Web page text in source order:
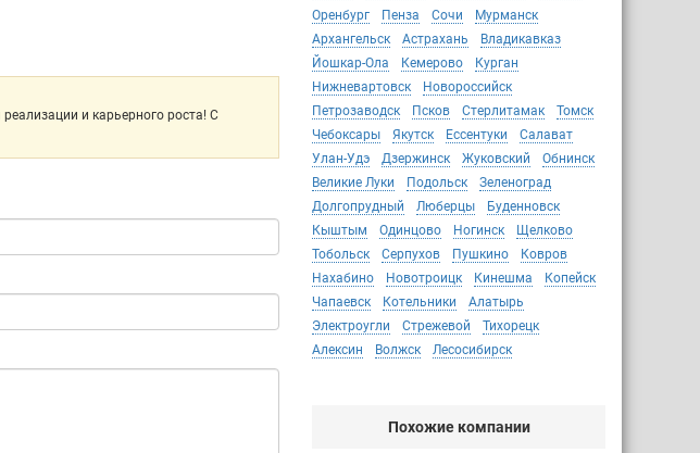
и карьерного роста! С
Оренбург
Пенза Сочи
Мурманск
Архангельск
Астрахань
Владикавказ
Йошкар-Ола
Кемерово
Курган
Нижневартовск
Новороссийск
Петрозаводск
Псков Стерлитамак
Томск
Чебоксары
Якутск Ессентуки
Салават
Улан-Удэ
Дзержинск Жуковский
Обнинск
Великие Луки
Подольск
Зеленоград
Долгопрудный
Люберцы
Буденновск
Кыштым
Одинцово Ногинск
Щелково
Тобольск
Серпухов Пушкино
Ковров
Нахабино
Новотроицк Кинешма
Копейск
Чапаевск
Котельники
Алатырь
Электроугли
Стрежевой
Тихорецк
Алексин
Волжск Лесосибирск
Похожие компании